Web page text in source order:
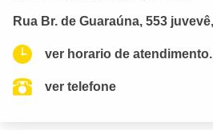
Rua Br. de Guaraúna, 553
ver horario de atendimento.
ver telefone